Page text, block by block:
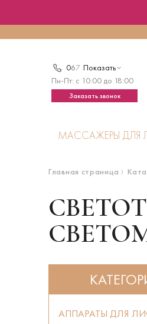
067 Показать
Пн-Пт: с 10:00 до 18:00
Заказать звонок
МАССАЖЕРЫ ДЛЯ
Главная страница
АППАРАТЫ ДЛЯ